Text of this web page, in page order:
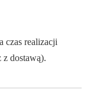
czas realizacji
dostawą).